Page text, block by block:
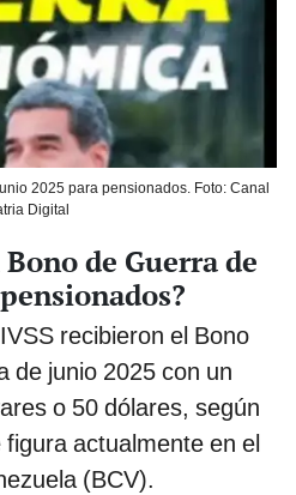
2025 para pensionados. Foto: Canal
Digital
de Guerra de
recibieron el Bono
de junio 2025 con un
o 50 dólares, según
actualmente en el
(BCV).